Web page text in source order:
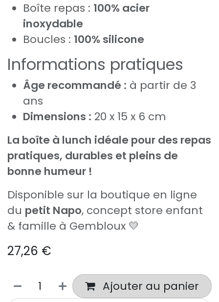
Boîte repas : 100% acier
inoxydable
Boucles : 100% silicone
Informations pratiques
Âge recommandé : à partir de 3
ans
Dimensions : 20 x 15 x 6 cm
La boîte à lunch idéale pour des repas
pratiques, durables et pleins de
bonne humeur !
Disponible sur la boutique en ligne
du petit Napo, concept store enfant
& famille à Gembloux 💛
27,26 €
Ajouter au panier